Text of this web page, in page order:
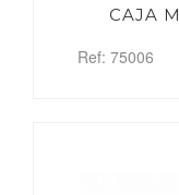
CAJA
Ref: 75006